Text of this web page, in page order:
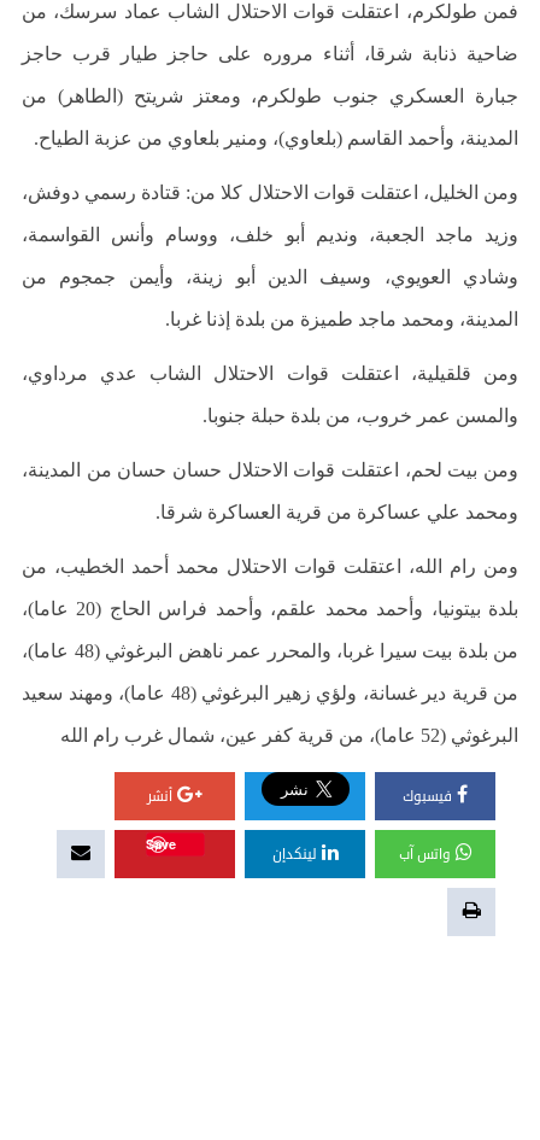
فمن طولكرم، اعتقلت قوات الاحتلال الشاب عماد سرسك، من
ضاحية ذنابة شرقا، أثناء مروره على حاجز طيار قرب حاجز
جبارة العسكري جنوب طولكرم، ومعتز شريتح (الطاهر) من
المدينة، وأحمد القاسم (بلعاوي)، ومنير بلعاوي من عزبة الطياح.
ومن الخليل، اعتقلت قوات الاحتلال كلا من: قتادة رسمي دوفش،
وزيد ماجد الجعبة، ونديم أبو خلف، ووسام وأنس القواسمة،
وشادي العويوي، وسيف الدين أبو زينة، وأيمن جمجوم من
المدينة، ومحمد ماجد طميزة من بلدة إذنا غربا.
ومن قلقيلية، اعتقلت قوات الاحتلال الشاب عدي مرداوي،
والمسن عمر خروب، من بلدة حبلة جنوبا.
ومن بيت لحم، اعتقلت قوات الاحتلال حسان حسان من المدينة،
ومحمد علي عساكرة من قرية العساكرة شرقا.
ومن رام الله، اعتقلت قوات الاحتلال محمد أحمد الخطيب، من
بلدة بيتونيا، وأحمد محمد علقم، وأحمد فراس الحاج (20 عاما)،
من بلدة بيت سيرا غربا، والمحرر عمر ناهض البرغوثي (48 عاما)،
من قرية دير غسانة، ولؤي زهير البرغوثي (48 عاما)، ومهند سعيد
البرغوثي (52 عاما)، من قرية كفر عين، شمال غرب رام الله
فيسبوك أنشر
واتس آب لينكدإن
Save